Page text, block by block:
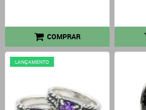
COMPRAR
LANÇAMENTO